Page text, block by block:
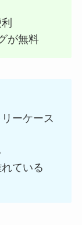
が無料
ーケース
ている